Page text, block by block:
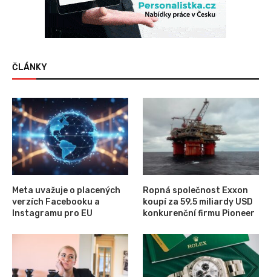
ČLÁNKY
Meta uvažuje o placených
verzích Facebooku a
Instagramu pro EU
Ropná společnost Exxon
koupí za 59,5 miliardy USD
konkurenční firmu Pioneer